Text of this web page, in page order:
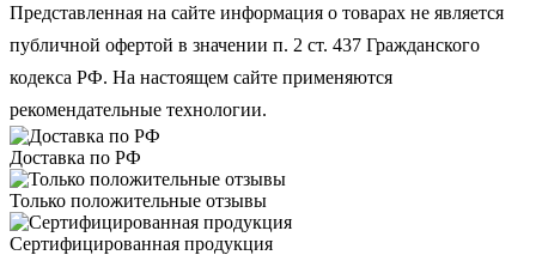
Представленная на сайте информация о товарах не является
публичной офертой в значении п. 2 ст. 437 Гражданского
кодекса РФ. На настоящем сайте применяются
рекомендательные технологии.
Доставка по РФ
Только положительные отзывы
Сертифицированная продукция